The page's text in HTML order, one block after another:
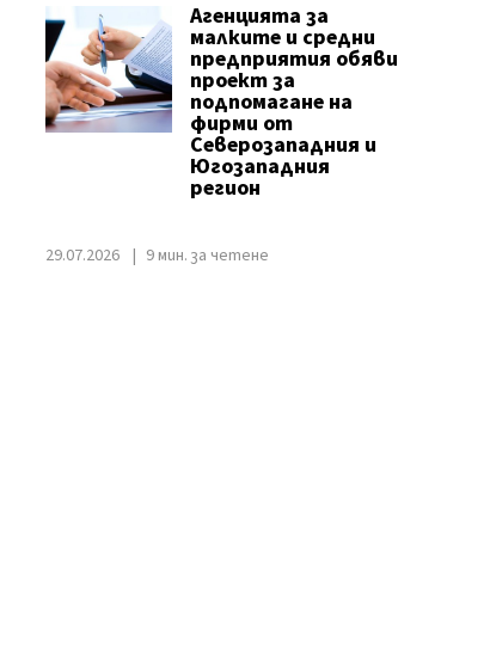
Агенцията за
малките и средни
предприятия обяви
проект за
подпомагане на
фирми от
Северозападния и
Югозападния
регион
29.07.2026 9 мин. за четене